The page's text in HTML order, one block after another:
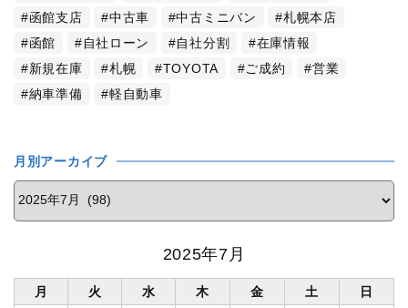
函館支店
中古車 中古ミニバン
札幌本店
函館
自社ローン 自社分割
在庫情報
新規在庫
札幌 TOYOTA ご成約
営業
納車準備
軽自動車
月別アーカイブ
2025年7月
月 火 水 木 金 土
日